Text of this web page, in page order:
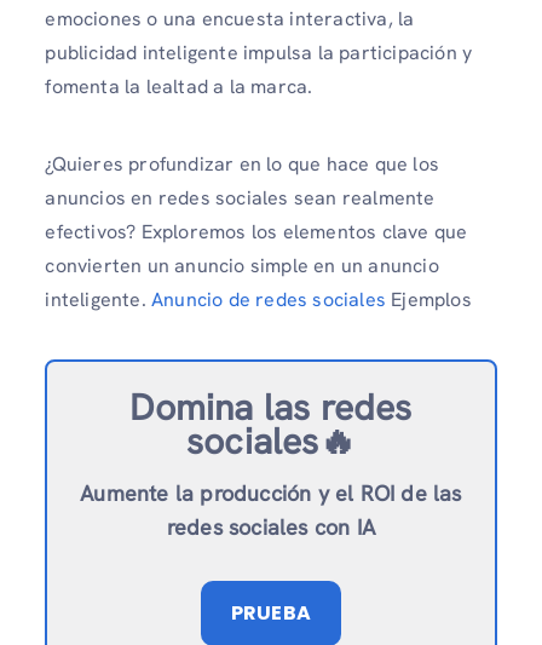
emociones o una encuesta interactiva, la
publicidad inteligente impulsa la participación y
fomenta la lealtad a la marca.
¿Quieres profundizar en lo que hace que los
anuncios en redes sociales sean realmente
efectivos? Exploremos los elementos clave que
convierten un anuncio simple en un anuncio
inteligente. Anuncio de redes sociales Ejemplos
Domina las redes
sociales🔥
Aumente la producción y el ROI de las
redes sociales con IA
PRUEBA